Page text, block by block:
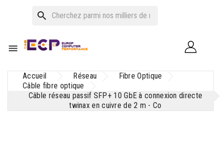
search

Accueil Réseau
Fibre Optique
Câble fibre optique
Câble réseau passif SFP+ 10 GbE à connexion directe
twinax en cuivre de 2 m - Co